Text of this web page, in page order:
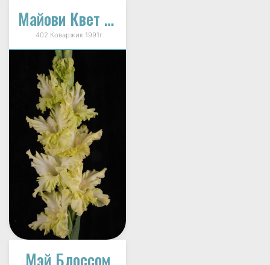
Майови Квет (Майский Цвет)
402 Коваржик 1991г.
Мэй Блоссом